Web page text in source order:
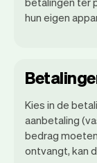
hun eigen
Kies in de
aanbetaling
bedrag
ontvangt, kan